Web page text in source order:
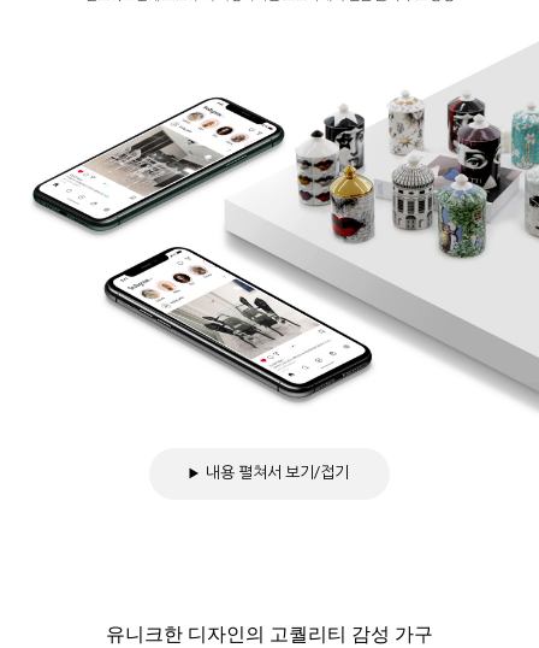
내용 펼쳐서 보기/접기
유니크한 디자인의 고퀄리티 감성 가구